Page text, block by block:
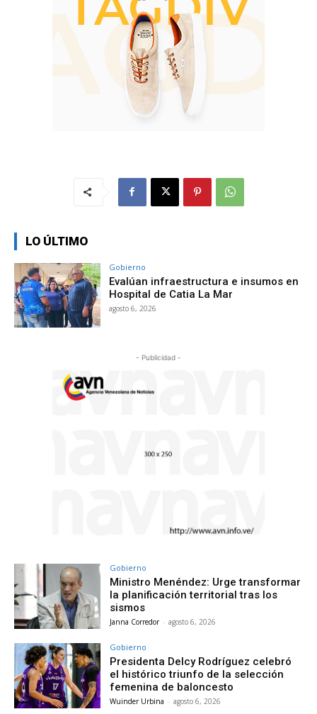
LO ÚLTIMO
Gobierno
Evalúan infraestructura e insumos en
Hospital de Catia La Mar
agosto 6, 2026
- Publicidad -
Gobierno
Ministro Menéndez: Urge transformar
la planificación territorial tras los
sismos
Janna Corredor - agosto 6, 2026
Gobierno
Presidenta Delcy Rodríguez celebró
el histórico triunfo de la selección
femenina de baloncesto
Wuinder Urbina - agosto 6, 2026